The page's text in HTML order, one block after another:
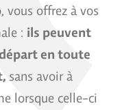
vous offrez à vos
: ils peuvent
en toute
sans avoir à
lorsque celle-ci